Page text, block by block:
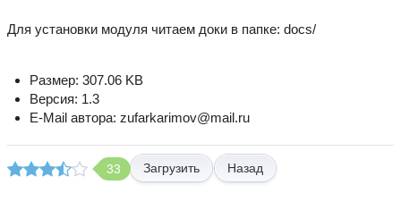
Для установки модуля читаем доки в папке: docs/
Размер: 307.06 KB
Версия: 1.3
E-Mail автора: zufarkarimov@mail.ru
33 Назад